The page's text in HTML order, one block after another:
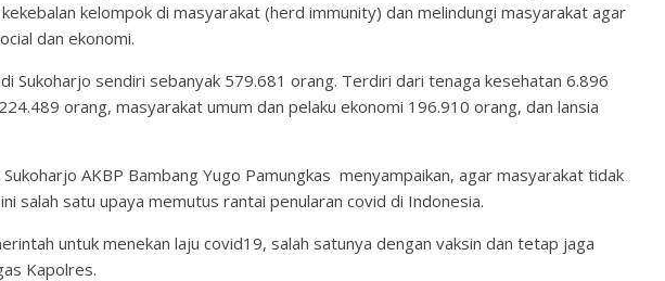
kelompok di masyarakat (herd immunity) dan melindungi masyarakat agar
dan ekonomi.
Sukoharjo sendiri sebanyak 579.681 orang. Terdiri dari tenaga kesehatan 6.896
orang, masyarakat umum dan pelaku ekonomi 196.910 orang, dan lansia
AKBP Bambang Yugo Pamungkas menyampaikan, agar masyarakat tidak
salah satu upaya memutus rantai penularan covid di Indonesia.
untuk menekan laju covid19, salah satunya dengan vaksin dan tetap jaga
Kapolres.